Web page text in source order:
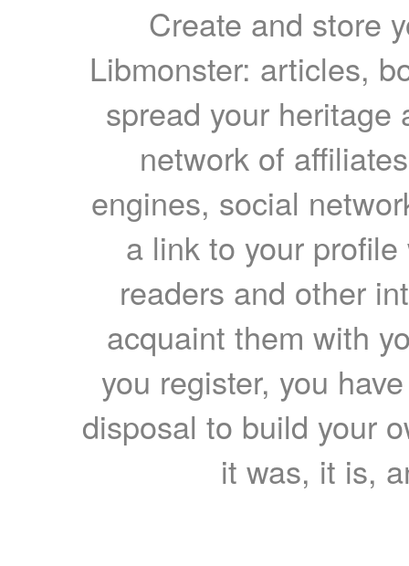
Create and store
Libmonster: articles,
spread your heritage
network of
engines, social
a link to your
readers and other
acquaint them with
you register, you
disposal to build your
it was, it is,